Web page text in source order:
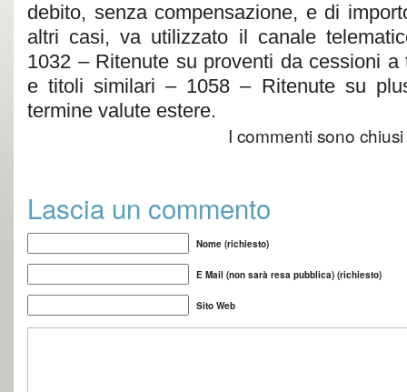
debito, senza compensazione, e di
altri casi, va utilizzato il canale
1032 – Ritenute su proventi da cessioni a
e titoli similari – 1058 – Ritenute su
termine valute estere.
I commenti sono chiusi
Lascia un commento
Nome (richiesto)
E Mail (non sarà resa pubblica) (richiesto)
Sito Web